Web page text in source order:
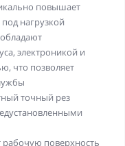
повышает
нагрузкой
электроникой и
что позволяет
точный рез
рабочую поверхность